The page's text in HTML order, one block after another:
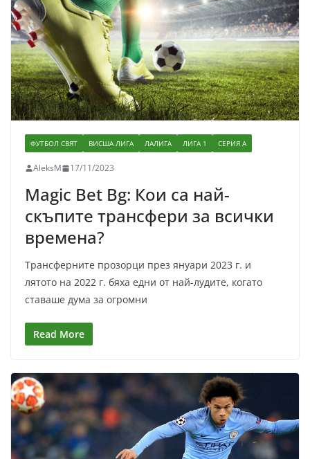
ФУТБОЛ СВЯТ ВИСША ЛИГА ЛАЛИГА ЛИГА 1 СЕРИЯ А
AleksM 17/11/2023
Magic Bet Bg: Кои са най-
скъпите трансфери за всички
времена?
Трансферните прозорци през януари 2023 г. и
лятото на 2022 г. бяха едни от най-лудите, когато
ставаше дума за огромни
Read More